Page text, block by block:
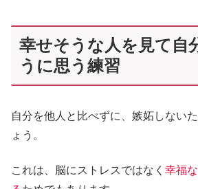
幸せそうな人を見て自
うに思う練習
自分を他人と比べずに、嫉妬しない
ょう。
これは、脳にストレスではなく 幸福